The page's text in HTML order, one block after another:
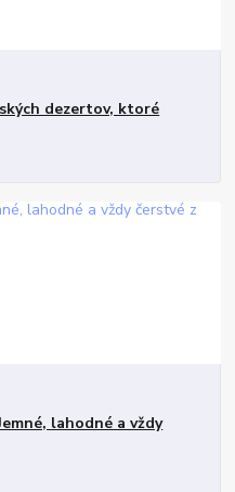
dezertov, ktoré
lahodné a vždy